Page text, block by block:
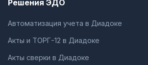
Решения ЭДО
Автоматизация учета в Диадоке
Акты и ТОРГ-12 в Диадоке
Акты сверки в Диадоке